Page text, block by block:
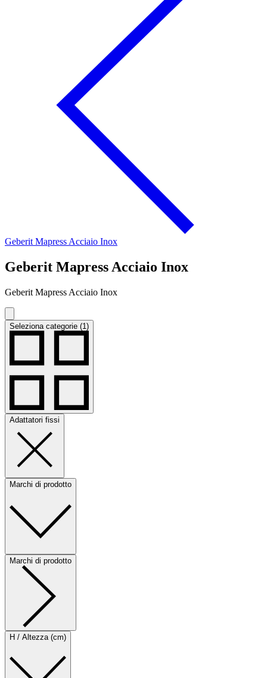
Geberit Mapress Acciaio Inox
Geberit Mapress Acciaio Inox
Geberit Mapress Acciaio Inox
Seleziona categorie (1)
Adattatori fissi
Marchi di prodotto
Marchi di prodotto
H / Altezza (cm)